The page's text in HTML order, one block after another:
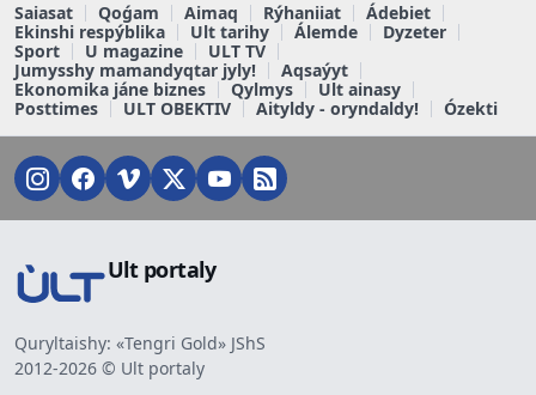
Saiasat Qoǵam Aimaq Rýhaniiat
Ádebiet
Ekinshi respýblika
Ult tarihy Álemde
Dyzeter
Sport
U magazine
ULT TV
Jumysshy mamandyqtar jyly!
Aqsaýyt
Ekonomika jáne biznes
Qylmys
Ult ainasy
Posttimes
ULT OBEKTIV Aityldy - oryndaldy! Ózekti
Ult portaly
Quryltaishy: «Tengri Gold» JShS
2012-2026 © Ult portaly